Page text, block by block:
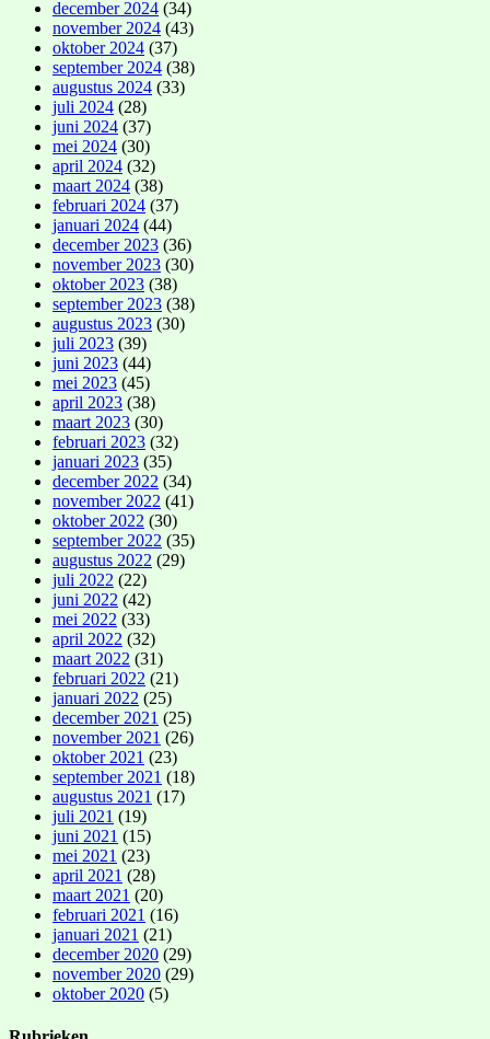
december 2024 (34)
november 2024 (43)
oktober 2024 (37)
september 2024 (38)
augustus 2024 (33)
juli 2024 (28)
juni 2024 (37)
mei 2024 (30)
april 2024 (32)
maart 2024 (38)
februari 2024 (37)
januari 2024 (44)
december 2023 (36)
november 2023 (30)
oktober 2023 (38)
september 2023 (38)
augustus 2023 (30)
juli 2023 (39)
juni 2023 (44)
mei 2023 (45)
april 2023 (38)
maart 2023 (30)
februari 2023 (32)
januari 2023 (35)
december 2022 (34)
november 2022 (41)
oktober 2022 (30)
september 2022 (35)
augustus 2022 (29)
juli 2022 (22)
juni 2022 (42)
mei 2022 (33)
april 2022 (32)
maart 2022 (31)
februari 2022 (21)
januari 2022 (25)
december 2021 (25)
november 2021 (26)
oktober 2021 (23)
september 2021 (18)
augustus 2021 (17)
juli 2021 (19)
juni 2021 (15)
mei 2021 (23)
april 2021 (28)
maart 2021 (20)
februari 2021 (16)
januari 2021 (21)
december 2020 (29)
november 2020 (29)
oktober 2020 (5)